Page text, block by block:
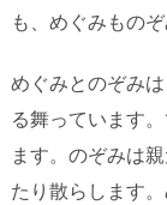
も、めぐみもの
めぐみとのぞみ
る舞っています
ます。のぞみは
たり散らします